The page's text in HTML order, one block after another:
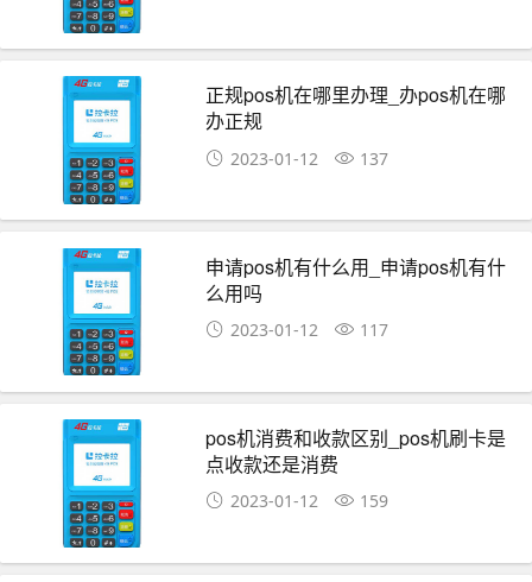
正规pos机在哪里办理_办pos机在哪
办正规
2023-01-12 137
申请pos机有什么用_申请pos机有什
么用吗
2023-01-12 117
pos机消费和收款区别_pos机刷卡是
点收款还是消费
2023-01-12 159